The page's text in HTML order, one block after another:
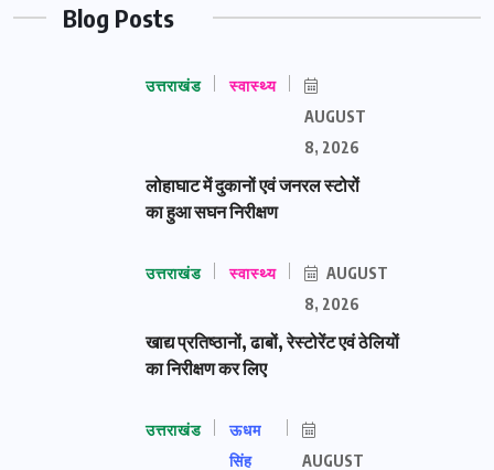
Blog Posts
उत्तराखंड स्वास्थ्य
AUGUST
8, 2026
लोहाघाट में दुकानों एवं जनरल स्टोरों
का हुआ सघन निरीक्षण
उत्तराखंड स्वास्थ्य
AUGUST
8, 2026
खाद्य प्रतिष्ठानों, ढाबों, रेस्टोरेंट एवं ठेलियों
का निरीक्षण कर लिए
उत्तराखंड
ऊधम
सिंह
AUGUST